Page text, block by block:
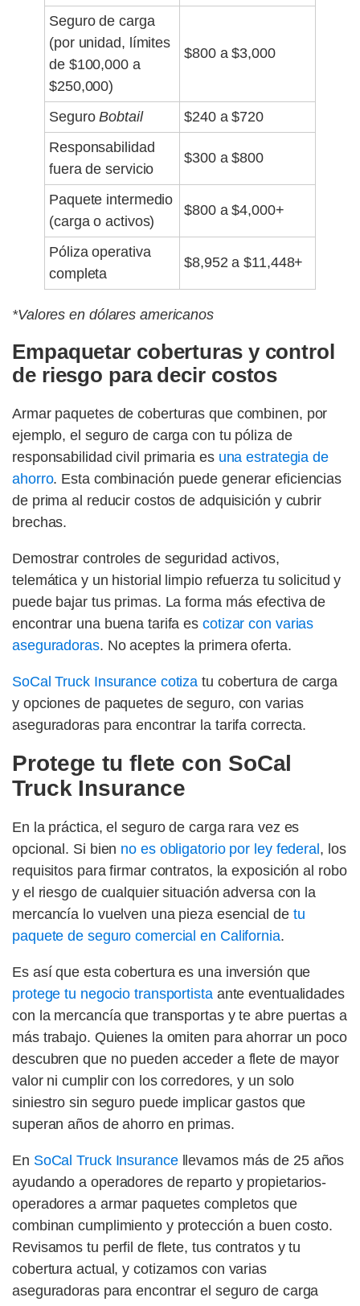
Seguro de carga
(por unidad, límites
de $100,000 a
$250,000)
$800 a $3,000
SeguroBobtail
$240 a $720
Responsabilidad
fuera de servicio
$300 a $800
Paquete intermedio
(carga o activos)
$800 a $4,000+
Póliza operativa
completa
$8,952 a $11,448+
*Valores en dólares americanos
Empaquetar coberturas y control
de riesgo para decir costos
Armar paquetes de coberturas que combinen, por
ejemplo, el seguro de carga con tu póliza de
responsabilidad civil primaria es una estrategia de
ahorro. Esta combinación puede generar eficiencias
de prima al reducir costos de adquisición y cubrir
brechas.
Demostrar controles de seguridad activos,
telemática y un historial limpio refuerza tu solicitud y
puede bajar tus primas. La forma más efectiva de
encontrar una buena tarifa es cotizar con varias
aseguradoras. No aceptes la primera oferta.
SoCal Truck Insurance cotiza tu cobertura de carga
y opciones de paquetes de seguro, con varias
aseguradoras para encontrar la tarifa correcta.
Protege tu flete con SoCal
Truck Insurance
En la práctica, el seguro de carga rara vez es
opcional. Si bien no es obligatorio por ley federal , los
requisitos para firmar contratos, la exposición al robo
y el riesgo de cualquier situación adversa con la
mercancía lo vuelven una pieza esencial de tu
paquete de seguro comercial en California.
Es así que esta cobertura es una inversión que
protege tu negocio transportistaante eventualidades
con la mercancía que transportas y te abre puertas a
más trabajo. Quienes la omiten para ahorrar un poco
descubren que no pueden acceder a flete de mayor
valor ni cumplir con los corredores, y un solo
siniestro sin seguro puede implicar gastos que
superan años de ahorro en primas.
En SoCal Truck Insurancellevamos más de 25 años
ayudando a operadores de reparto y propietarios-
operadores a armar paquetes completos que
combinan cumplimiento y protección a buen costo.
Revisamos tu perfil de flete, tus contratos y tu
cobertura actual, y cotizamos con varias
aseguradoras para encontrar el seguro de carga